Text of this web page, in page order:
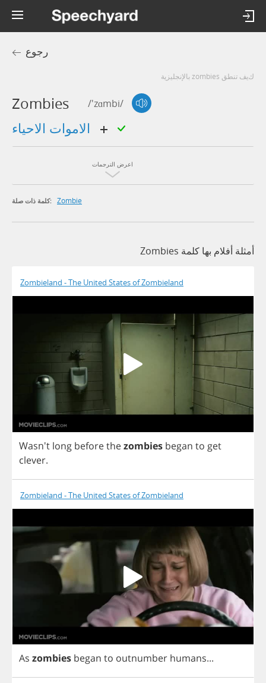
رجوع
كيف تنطق zombies بالإنجليزية
Zombies /'zɑmbi/
اعرض الترجمات
كلمة ذات صلة: Zombie
أمثلة أفلام بها كلمة Zombies
Zombieland - The United States of Zombieland
Wasn't long beforethezombies began to get
clever.
Zombieland - The United States of Zombieland
As zombies began to outnumber humans...